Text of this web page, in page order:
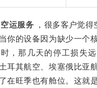
空运服务 ，很多客户觉得
你的设备因为缺少一个
，那几天的停工损失
耳其航空、埃塞俄比亚
在旺季也有舱位。这就